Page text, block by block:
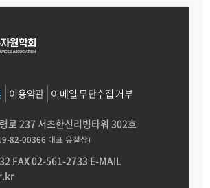
이용약관 이메일 무단수집 거부
로 237 서초한신리빙타워 302호
82-00366 대표 유철상)
FAX 02-561-2733 E-MAIL